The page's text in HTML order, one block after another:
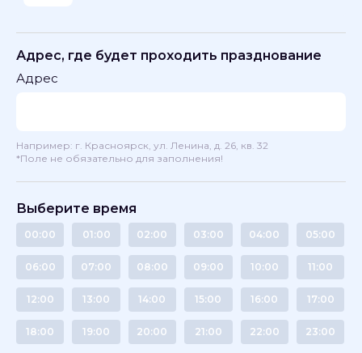
Адрес, где будет проходить празднование
Адрес
Например: г. Красноярск, ул. Ленина, д. 26, кв. 32
*Поле не обязательно для заполнения!
Выберите время
00:00 01:00 02:00 03:00 04:00 05:00
06:00 07:00 08:00 09:00 10:00 11:00
12:00 13:00 14:00 15:00 16:00 17:00
18:00 19:00 20:00 21:00 22:00 23:00